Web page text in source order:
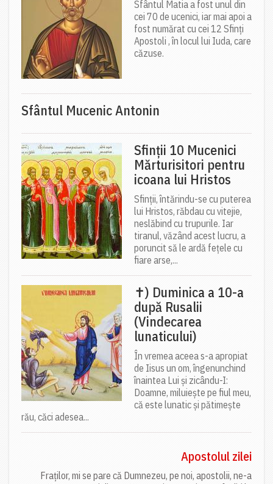
Sfântul Matia a fost unul din
cei 70 de ucenici, iar mai apoi a
fost numărat cu cei 12 Sfinți
Apostoli , în locul lui Iuda, care
căzuse.
Sfântul Mucenic Antonin
Sfinții 10 Mucenici
Mărturisitori pentru
icoana lui Hristos
Sfinții, întărindu-se cu puterea
lui Hristos, răbdau cu vitejie,
neslăbind cu trupurile. Iar
tiranul, văzând acest lucru, a
poruncit să le ardă fețele cu
fiare arse,...
✝) Duminica a 10-a
după Rusalii
(Vindecarea
lunaticului)
În vremea aceea s-a apropiat
de Iisus un om, îngenunchind
înaintea Lui și zicându-I:
Doamne, miluiește pe fiul meu,
că este lunatic și pătimește
rău, căci adesea...
Apostolul zilei
Fraților, mi se pare că Dumnezeu, pe noi, apostolii, ne-a